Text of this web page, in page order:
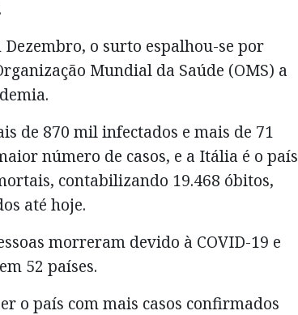
o surto espalhou-se por
Mundial da Saúde (OMS) a
de 870 mil infectados e mais de 71
número de casos, e a Itália é o país
contabilizando 19.468 óbitos,
até hoje.
morreram devido à COVID-19 e
52 países.
o país com mais casos confirmados